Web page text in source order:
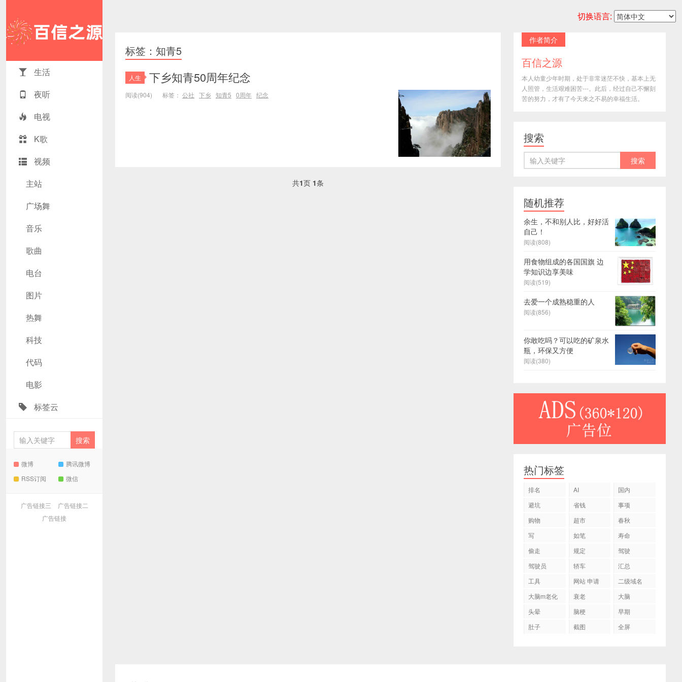
切换语言:
生活
夜听
电视
K歌
视频
主站
广场舞
音乐
歌曲
电台
图片
热舞
科技
代码
电影
标签云
微博
腾讯微博
RSS订阅
微信
广告链接三
广告链接二
广告链接
标签：知青5
人生 下乡知青50周年纪念
阅读(904) 标签： 公社 下乡 知青5 0周年 纪念
共1页 1条
作者简介
百信之源
本人幼童少年时期，处于非常迷茫不快，基本上无
人照管，生活艰难困苦---。此后，经过自己不懈刻
苦的努力，才有了今天来之不易的幸福生活。
搜索
随机推荐
余生，不和别人比，好好活
自己！
阅读(808)
用食物组成的各国国旗 边
学知识边享美味
阅读(519)
去爱一个成熟稳重的人
阅读(856)
你敢吃吗？可以吃的矿泉水
瓶，环保又方便
阅读(380)
热门标签
排名 AI
国内
避坑
省钱
事项
购物
超市
春秋
写
如笔
寿命
偷走
规定
驾驶
驾驶员
轿车
汇总
工具
网站 申请
二级域名
大脑m老化
衰老
大脑
头晕
脑梗
早期
肚子
截图 全屏